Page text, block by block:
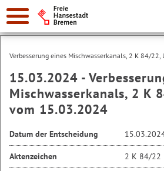
Suche:
Verbesserung eines Mischwasserkanals, 2 K 84/
15.03.2024 -
Mischwasserkanals, 2 K
vom 15.03.2024
Datum der Entscheidung
Aktenzeichen 2 K 84/22